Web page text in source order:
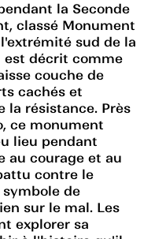
la Seconde
classé Monument
sud de la
est décrit comme
couche de
cachés et
la résistance. Près
ce monument
lieu pendant
au courage et au
contre le
de
sur le mal. Les
explorer sa